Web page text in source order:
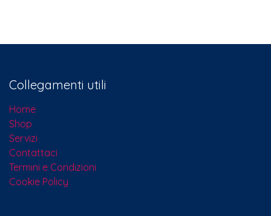
Collegamenti utili
Home
Shop
Servizi
Contattaci​
Termini e Condizioni
Cookie Policy